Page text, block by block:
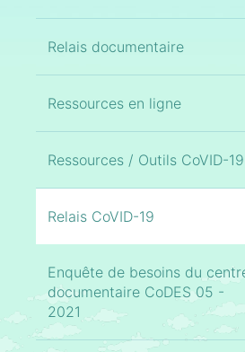
Relais documentaire
Ressources en ligne
Ressources / Outils CoVID-19
Relais CoVID-19
Enquête de besoins du
documentaire CoDES 05 -
2021